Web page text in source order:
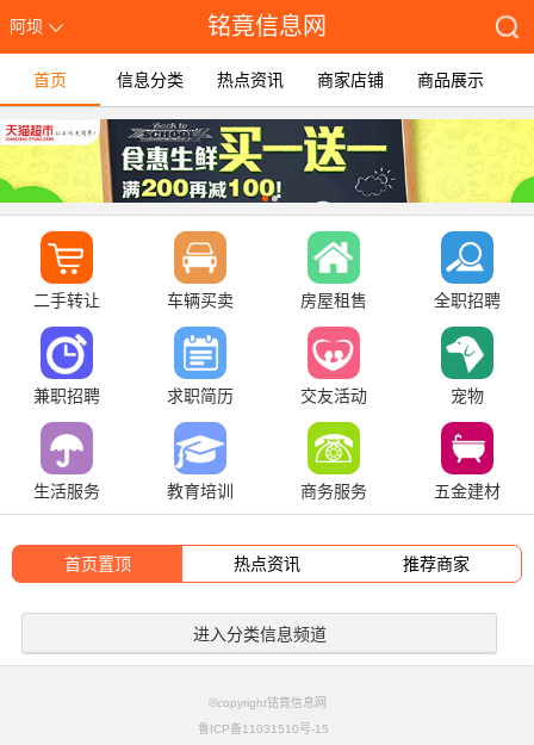
阿坝 铭竟信息网
首页 信息分类 热点资讯 商家店铺 商品展示
二手转让 车辆买卖 房屋租售 全职招聘
兼职招聘 求职简历 交友活动 宠物
生活服务 教育培训 商务服务 五金建材
首页置顶 热点资讯 推荐商家
进入分类信息频道
©copyright铭竟信息网
鲁ICP备11031510号-15